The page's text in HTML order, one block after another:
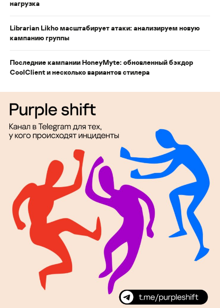
нагрузка
Librarian Likho масштабирует атаки: анализируем новую
кампанию группы
Последние кампании HoneyMyte: обновленный бэкдор
CoolClient и несколько вариантов стилера